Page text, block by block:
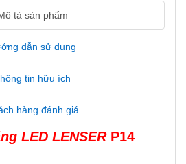
tả sản phẩm
dẫn sử dụng
tin hữu ích
hàng đánh giá
LED LENSERP14